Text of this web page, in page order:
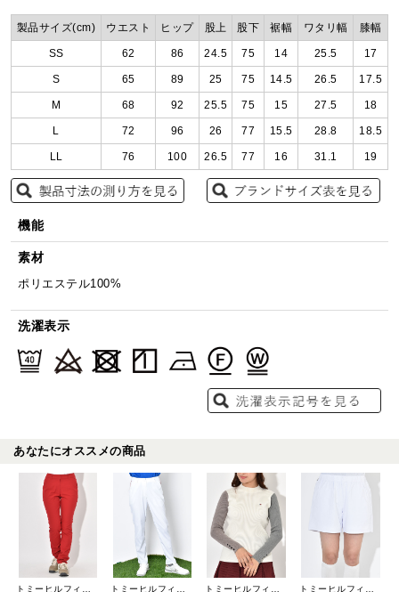
製品サイズ(cm) ウエスト ヒップ 股上 股下 裾幅 ワタリ幅 膝幅
SS 62 86 24.5 75 14 25.5 17
S 65 89 25 75 14.5 26.5 17.5
M 68 92 25.5 75 15 27.5 18
L 72 96 26 77 15.5 28.8 18.5
LL 76 100 26.5 77 16 31.1 19
機能
素材
ポリエステル100%
洗濯表示
あなたにオススメの商品